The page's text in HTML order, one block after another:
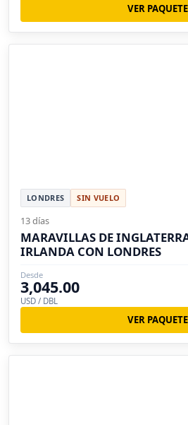
VER PAQUETE
LONDRES SIN VUELO
13 días
MARAVILLAS DE
IRLANDA CON LONDRES
Desde
3,045.00
USD / DBL
VER PAQUETE